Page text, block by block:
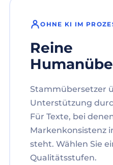
OHNE KI IM
Reine
Stammübersetzer
Unterstützung
Für Texte, bei
Markenkonsistenz
steht. Wählen Sie
Qualitätsstufen.